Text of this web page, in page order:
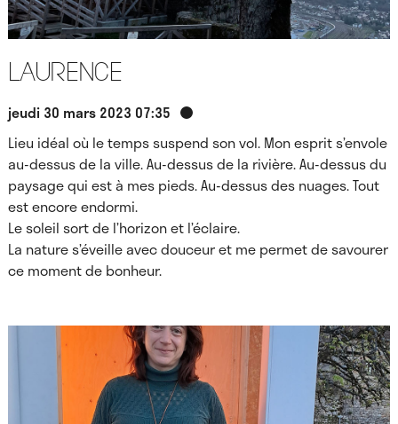
Laurence
jeudi 30 mars 2023 07:35
Lieu idéal où le temps suspend son vol. Mon esprit s’envole
au-dessus de la ville. Au-dessus de la rivière. Au-dessus du
paysage qui est à mes pieds. Au-dessus des nuages. Tout
est encore endormi.
Le soleil sort de l’horizon et l’éclaire.
La nature s’éveille avec douceur et me permet de savourer
ce moment de bonheur.